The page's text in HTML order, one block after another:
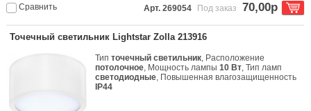
Сравнить Арт. 269054 Под заказ 70,00р
Точечный светильник Lightstar Zolla 213916
Типточечный светильник, Расположение
потолочное, Мощность лампы10 Вт, Тип ламп
светодиодные, Повышенная влагозащищенность
IP44